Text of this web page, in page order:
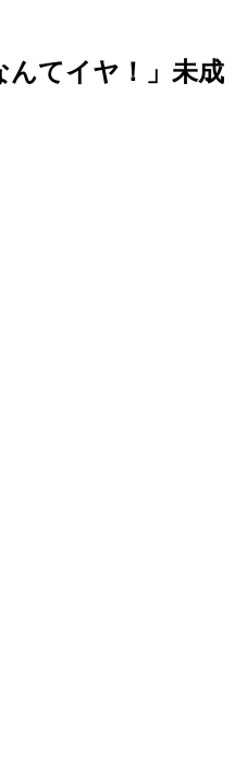
てイヤ！」未成